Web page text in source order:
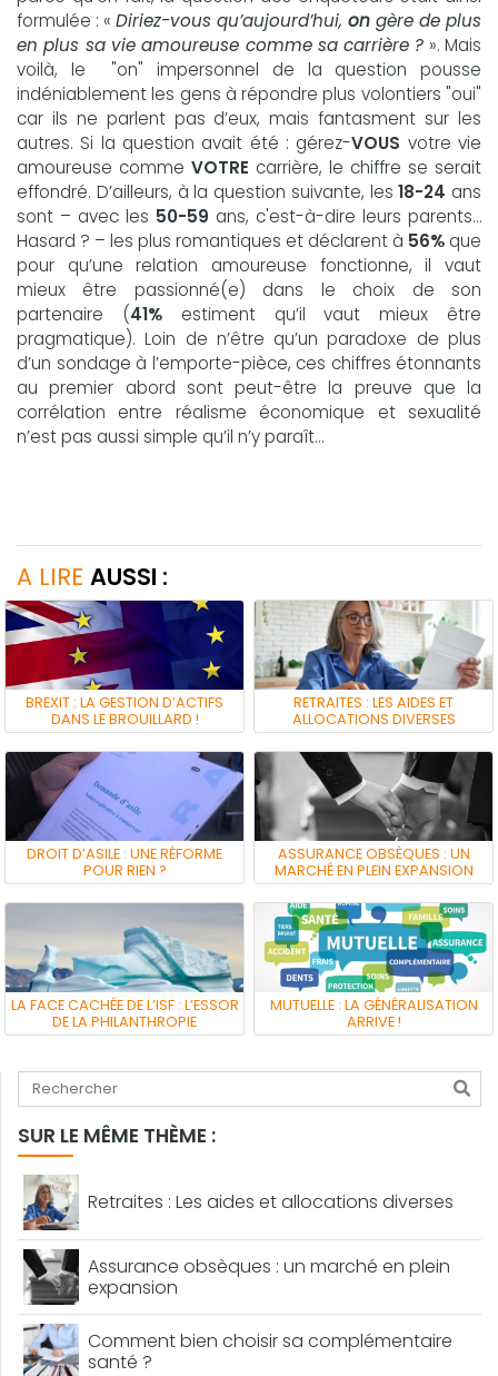
formulée : « Diriez-vous qu’aujourd’hui, on gère de plus
en plus sa vie amoureuse comme sa carrière ? ». Mais
voilà, le "on" impersonnel de la question pousse
indéniablement les gens à répondre plus volontiers "oui"
car ils ne parlent pas d’eux, mais fantasment sur les
autres. Si la question avait été : gérez-VOUS votre vie
amoureuse comme VOTRE carrière, le chiffre se serait
effondré. D’ailleurs, à la question suivante, les18-24 ans
sont – avec les 50-59 ans, c'est-à-dire leurs parents…
Hasard ? – les plus romantiques et déclarent à 56% que
pour qu’une relation amoureuse fonctionne, il vaut
mieux être passionné(e) dans le choix de son
partenaire (41%estiment qu’il vaut mieux être
pragmatique). Loin de n’être qu’un paradoxe de plus
d’un sondage à l’emporte-pièce, ces chiffres étonnants
au premier abord sont peut-être la preuve que la
corrélation entre réalisme économique et sexualité
n’est pas aussi simple qu’il n’y paraît…
A LIRE AUSSI :
BREXIT : LA GESTION D’ACTIFS
DANS LE BROUILLARD !
RETRAITES : LES AIDES ET
ALLOCATIONS DIVERSES
DROIT D’ASILE : UNE RÉFORME
POUR RIEN ?
ASSURANCE OBSÈQUES : UN
MARCHÉ EN PLEIN EXPANSION
LA FACE CACHÉE DE L’ISF : L’ESSOR
DE LA PHILANTHROPIE
MUTUELLE : LA GÉNÉRALISATION
ARRIVE !
Tapez votre recherche
SUR LE MÊME THÈME :
Retraites : Les aides et allocations diverses
Assurance obsèques : un marché en plein
expansion
Comment bien choisir sa complémentaire
santé ?